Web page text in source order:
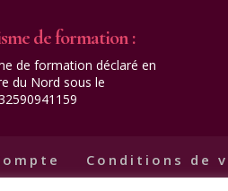
de formation :
de formation déclaré en
du Nord sous le
Conditions de